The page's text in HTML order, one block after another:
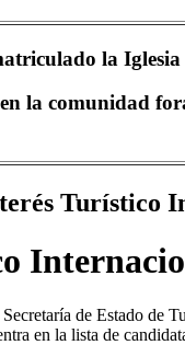
la
la comunidad
Turístico
de Estado de
en la lista de